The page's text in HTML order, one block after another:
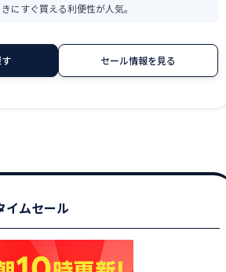
にすぐ買える利便性が人気。
セール情報を見る
イムセール